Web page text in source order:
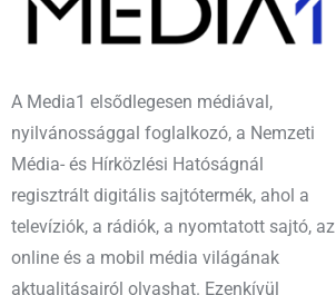
A Media1 elsődlegesen médiával,
nyilvánossággal foglalkozó, a Nemzeti
Média- és Hírközlési Hatóságnál
regisztrált digitális sajtótermék, ahol a
televíziók, a rádiók, a nyomtatott sajtó, az
online és a mobil média világának
aktualitásairól olvashat. Ezenkívül